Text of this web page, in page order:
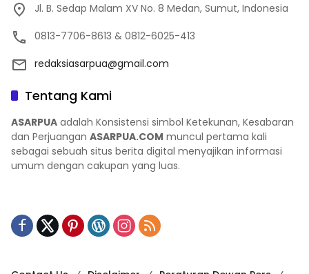
Jl. B. Sedap Malam XV No. 8 Medan, Sumut, Indonesia
0813-7706-8613 & 0812-6025-413
redaksiasarpua@gmail.com
Tentang Kami
ASARPUA adalah Konsistensi simbol Ketekunan, Kesabaran
dan Perjuangan ASARPUA.COM muncul pertama kali
sebagai sebuah situs berita digital menyajikan informasi
umum dengan cakupan yang luas.